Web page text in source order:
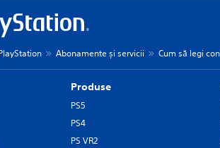
Abonamente și servicii Cum să legi
Produse
PS5
PS4
PS VR2